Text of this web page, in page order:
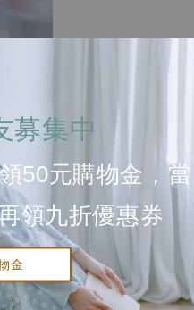
募集中
50元購物金，當
領九折優惠券
金